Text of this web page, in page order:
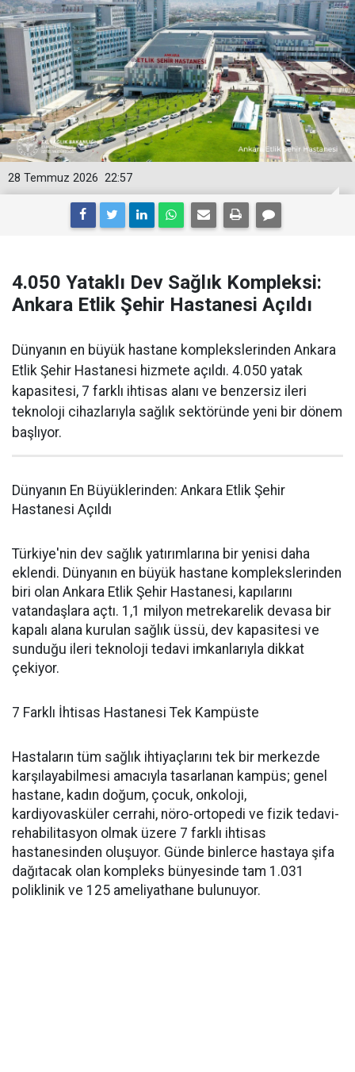
22:57
28 Temmuz 2026
4.050 Yataklı Dev Sağlık Kompleksi:
Ankara Etlik Şehir Hastanesi Açıldı
Dünyanın en büyük hastane komplekslerinden Ankara
Etlik Şehir Hastanesi hizmete açıldı. 4.050 yatak
kapasitesi, 7 farklı ihtisas alanı ve benzersiz ileri
teknoloji cihazlarıyla sağlık sektöründe yeni bir dönem
başlıyor.
Dünyanın En Büyüklerinden: Ankara Etlik Şehir
Hastanesi Açıldı
Türkiye'nin dev sağlık yatırımlarına bir yenisi daha
eklendi. Dünyanın en büyük hastane komplekslerinden
biri olan Ankara Etlik Şehir Hastanesi, kapılarını
vatandaşlara açtı. 1,1 milyon metrekarelik devasa bir
kapalı alana kurulan sağlık üssü, dev kapasitesi ve
sunduğu ileri teknoloji tedavi imkanlarıyla dikkat
çekiyor.
7 Farklı İhtisas Hastanesi Tek Kampüste
Hastaların tüm sağlık ihtiyaçlarını tek bir merkezde
karşılayabilmesi amacıyla tasarlanan kampüs; genel
hastane, kadın doğum, çocuk, onkoloji,
kardiyovasküler cerrahi, nöro-ortopedi ve fizik tedavi-
rehabilitasyon olmak üzere 7 farklı ihtisas
hastanesinden oluşuyor. Günde binlerce hastaya şifa
dağıtacak olan kompleks bünyesinde tam 1.031
poliklinik ve 125 ameliyathane bulunuyor.